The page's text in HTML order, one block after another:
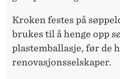
Kroken festes på
brukes til å henge opp
plastemballasje, før de
renovasjonsselskaper.